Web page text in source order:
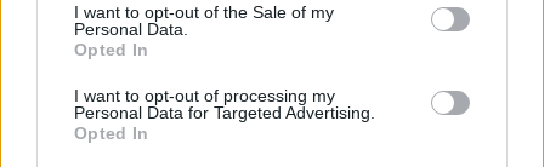
I want to opt-out of the Sale of my
Personal Data.
Opted In
I want to opt-out of processing my
Personal Data for Targeted Advertising.
Opted In